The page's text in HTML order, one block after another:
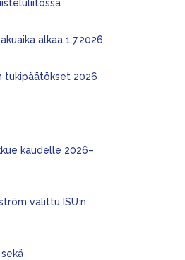
alkaa 1.7.2026
tukipäätökset 2026
kaudelle 2026–
valittu ISU:n